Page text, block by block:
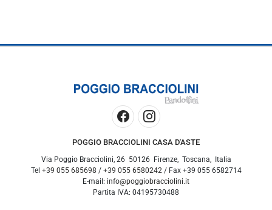
POGGIO BRACCIOLINI CASA D'ASTE
Via Poggio Bracciolini, 26 50126 Firenze, Toscana
Italia
Tel +39 055 685698 / +39 055 6580242 / Fax +39 055 6582714
E-mail: info@poggiobracciolini.it
Partita IVA: 04195730488